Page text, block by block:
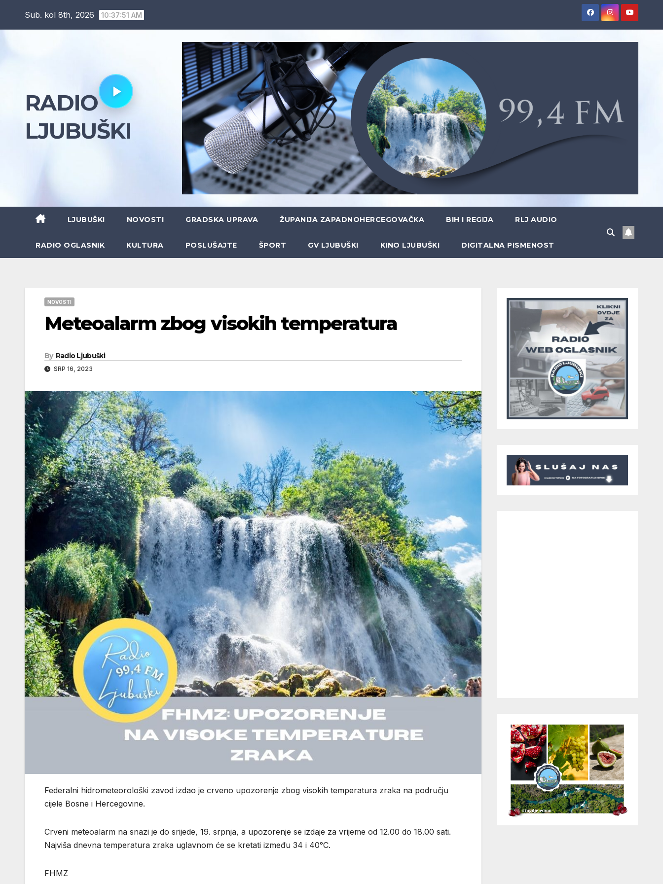
Sub. kol 8th, 2026 10:37:52 AM
RADIO
LJUBUŠKI
LJUBUŠKI NOVOSTI GRADSKA UPRAVA ŽUPANIJA ZAPADNOHERCEGOVAČKA BIH I REGIJA RLJ AUDIO
RADIO OGLASNIK KULTURA POSLUŠAJTE ŠPORT GV LJUBUŠKI KINO LJUBUŠKI DIGITALNA PISMENOST
NOVOSTI
Meteoalarm zbog visokih temperatura
By Radio Ljubuški
SRP 16, 2023
Federalni hidrometeorološki zavod izdao je crveno upozorenje zbog visokih temperatura zraka na području
cijele Bosne i Hercegovine.
Crveni meteoalarm na snazi je do srijede, 19. srpnja, a upozorenje se izdaje za vrijeme od 12.00 do 18.00 sati.
Najviša dnevna temperatura zraka uglavnom će se kretati između 34 i 40°C.
FHMZ